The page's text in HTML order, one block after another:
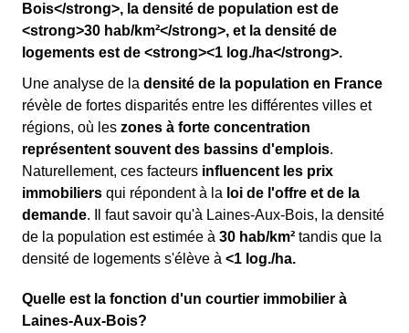
Bois</strong>, la densité de population est de
<strong>30 hab/km²</strong>, et la densité de
logements est de <strong><1 log./ha</strong>.
Une analyse de la densité de la population en France
révèle de fortes disparités entre les différentes villes et
régions, où les zones à forte concentration
représentent souvent des bassins d'emplois.
Naturellement, ces facteurs influencent les prix
immobiliers qui répondent à la loi de l'offre et de la
demande. Il faut savoir qu'à Laines-Aux-Bois, la densité
de la population est estimée à 30 hab/km² tandis que la
densité de logements s'élève à <1 log./ha.
Quelle est la fonction d'un courtier immobilier à
Laines-Aux-Bois?